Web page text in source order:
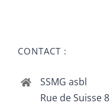
CONTACT :
SSMG asbl
Rue de Suisse 8